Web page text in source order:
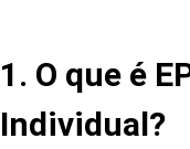
1. O que é
Individual?